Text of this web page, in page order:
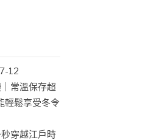
12
常溫保存超
輕鬆享受冬令
穿越江戶時